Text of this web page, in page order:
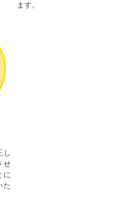
ます。
し
せ
に
た